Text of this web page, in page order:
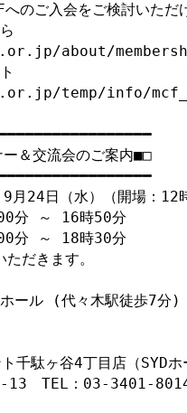
へのご入会をご検討いただ
about/
temp/info/
ー＆交流会のご案内■□
24日（水）（開場：12
分 ～ 16時50分
分 ～ 18時30分
だきます。
千駄ヶ谷4丁目店（SYDホ
13　TEL：03-3401-